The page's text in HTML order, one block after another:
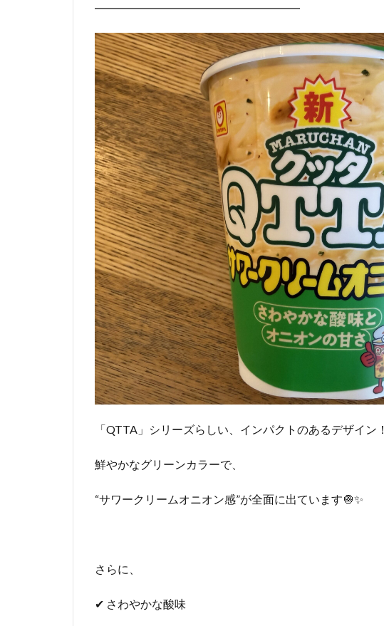
━━━━━━━━━━━━━━━━━━
「QTTA」シリーズらしい、インパクトのあるデザイン！
鮮やかなグリーンカラーで、
“サワークリームオニオン感”が全面に出ています🧅✨
さらに、
✔ さわやかな酸味